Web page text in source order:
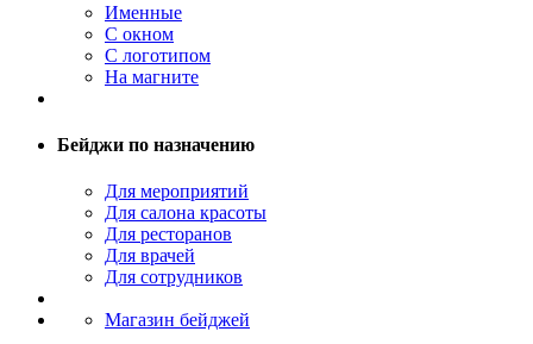
Именные
С окном
С логотипом
На магните
Бейджи по назначению
Для мероприятий
Для салона красоты
Для ресторанов
Для врачей
Для сотрудников
Магазин бейджей